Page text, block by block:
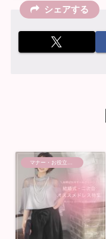
シェアする